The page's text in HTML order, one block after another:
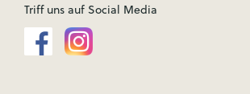
Triff uns auf Social Media